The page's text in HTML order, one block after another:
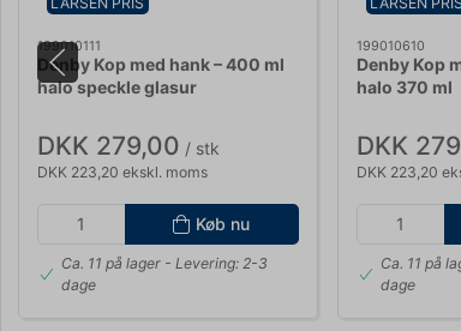
199010111
Denby Kop med hank – 400 ml
halo speckle glasur
DKK 279,00 / stk
DKK 223,20 ekskl. moms
Køb nu
Ca. 11 på lager - Levering: 2-3
dage
199010610
Denby Kop
halo 370 ml
DKK
DKK 223,20
Ca. 11 på
dage